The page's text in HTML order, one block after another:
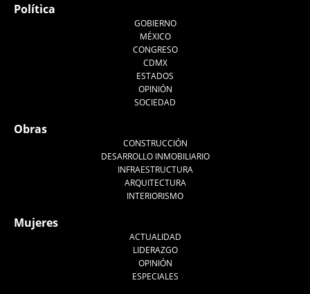
Política
GOBIERNO
MÉXICO
CONGRESO
CDMX
ESTADOS
OPINIÓN
SOCIEDAD
Obras
CONSTRUCCIÓN
DESARROLLO INMOBILIARIO
INFRAESTRUCTURA
ARQUITECTURA
INTERIORISMO
Mujeres
ACTUALIDAD
LIDERAZGO
OPINIÓN
ESPECIALES